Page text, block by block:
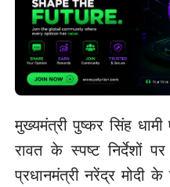
मुख्यमंत्री पुष्कर सिंह
रावत के स्पष्ट निर्देशों
प्रधानमंत्री नरेंद्र मोदी